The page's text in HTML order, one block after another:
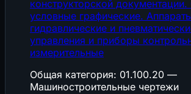
конструкторской
условные графические.
гидравлические и
управления и приборы
измерительные
Общая категория: 01.100.20 —
Машиностроительные чертежи